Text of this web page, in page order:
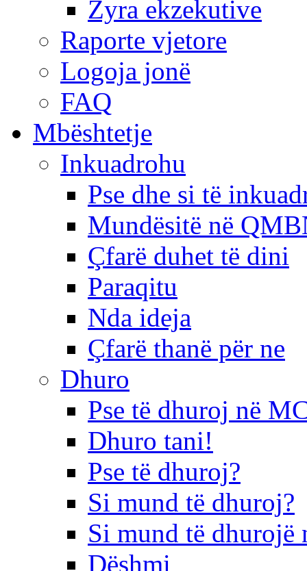
Zyra ekzekutive
Raporte vjetore
Logoja jonë
FAQ
Mbështetje
Inkuadrohu
Pse dhe si të
Mundësitë në
Çfarë duhet të dini
Paraqitu
Nda ideja
Çfarë thanë për ne
Dhuro
Pse të dhuroj në
Dhuro tani!
Pse të dhuroj?
Si mund të dhuroj?
Si mund të dhurojë
Dëshmi